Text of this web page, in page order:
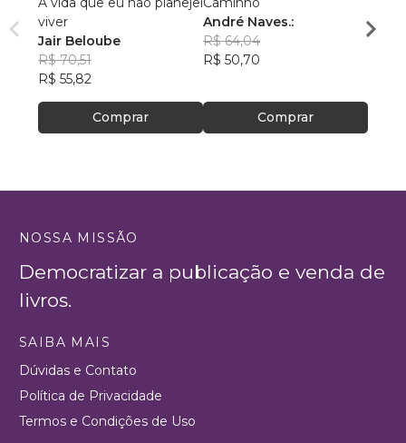
viver
Jair Beloube
R$ 70,51
R$ 55,82
Comprar
André Naves.:
R$ 64,04
R$ 50,70
Comprar
R$
NOSSA MISSÃO
Democratizar a publicação e venda de
livros.
SAIBA MAIS
Dúvidas e Contato
Política de Privacidade
Termos e Condições de Uso